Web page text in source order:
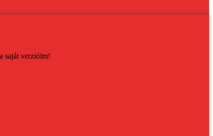
saját verzióim!